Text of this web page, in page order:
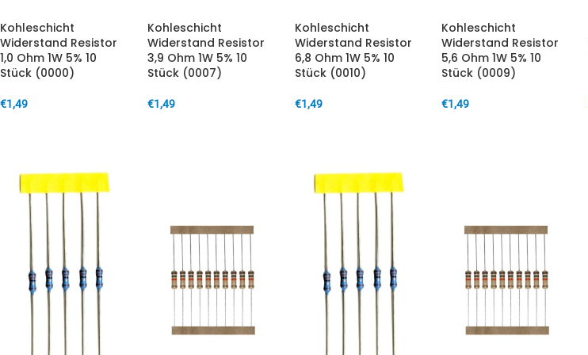
Kohleschicht
Widerstand Resistor
1,0 Ohm 1W 5% 10
Stück (0000)
€1,49
Kohleschicht
Widerstand Resistor
3,9 Ohm 1W 5% 10
Stück (0007)
€1,49
Kohleschicht
Widerstand Resistor
6,8 Ohm 1W 5% 10
Stück (0010)
€1,49
Kohleschicht
Widerstand Resistor
5,6 Ohm 1W 5% 10
Stück (0009)
€1,49